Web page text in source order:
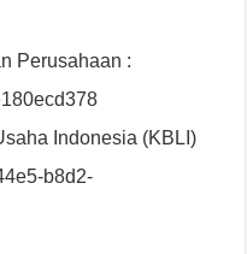
Perusahaan :
Indonesia (KBLI)
b8d2-